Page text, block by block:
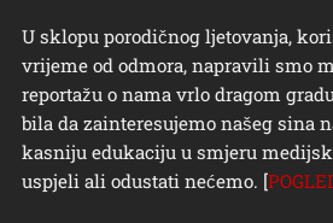
U sklopu porodičnog ljetovanja,
vrijeme od odmora, napravili smo
reportažu o nama vrlo dragom
bila da zainteresujemo našeg sina
kasniju edukaciju u smjeru
uspjeli ali odustati nećemo. [